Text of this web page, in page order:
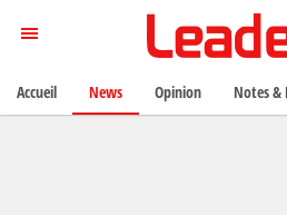
Accueil News Opinion Notes &